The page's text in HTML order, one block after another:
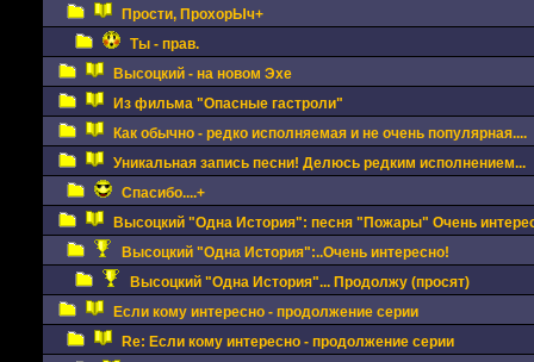
Прости, ПрохорЫч+
Ты - прав.
Высоцкий - на новом Эхе
Из фильма "Опасные гастроли"
Как обычно - редко исполняемая и не очень популярная....
Уникальная запись песни! Делюсь редким исполнением...
Спасибо....+
Высоцкий "Одна История": песня "Пожары" Очень
Высоцкий "Одна История":..Очень интересно!
Высоцкий "Одна История"... Продолжу (просят)
Если кому интересно - продолжение серии
Re: Если кому интересно - продолжение серии